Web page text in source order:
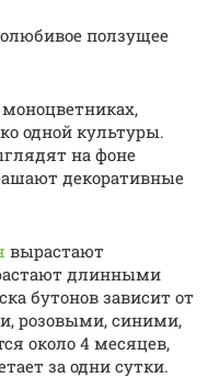
ползущее
одной культуры.
на фоне
декоративные
вырастают
длинными
бутонов зависит от
розовыми, синими,
около 4 месяцев,
за одни сутки.